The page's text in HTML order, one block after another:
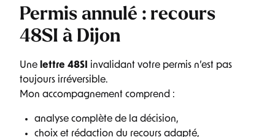
Permis annulé : recours
48SI à Dijon
Une lettre 48SI
invalidant votre permis n’est pas
toujours irréversible.
Mon accompagnement comprend :
analyse complète de la décision,
choix et rédaction du recours adapté,